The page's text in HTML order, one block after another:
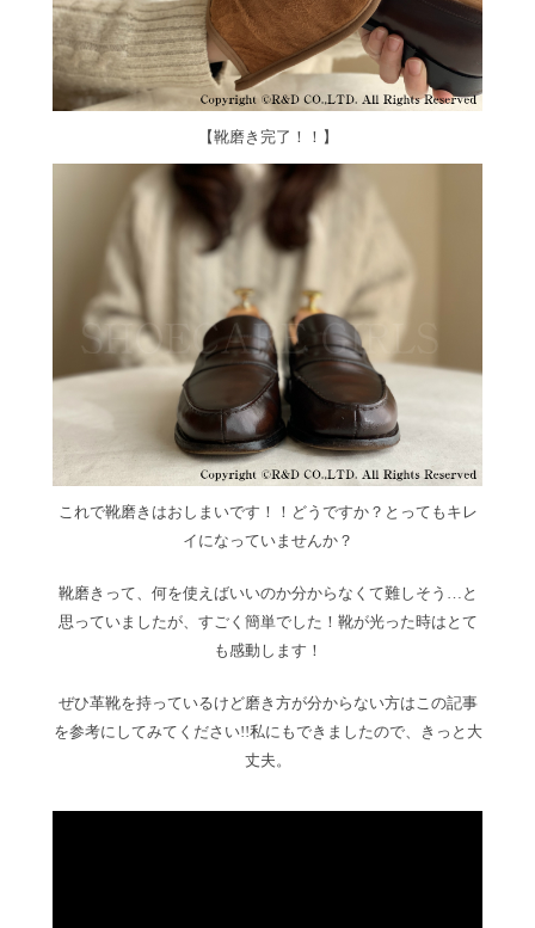
【靴磨き完了！！】
これで靴磨きはおしまいです！！どうですか？とってもキレ
イになっていませんか？
靴磨きって、何を使えばいいのか分からなくて難しそう…と
思っていましたが、すごく簡単でした！靴が光った時はとて
も感動します！
ぜひ革靴を持っているけど磨き方が分からない方はこの記事
を参考にしてみてください!!私にもできましたので、きっと大
丈夫。